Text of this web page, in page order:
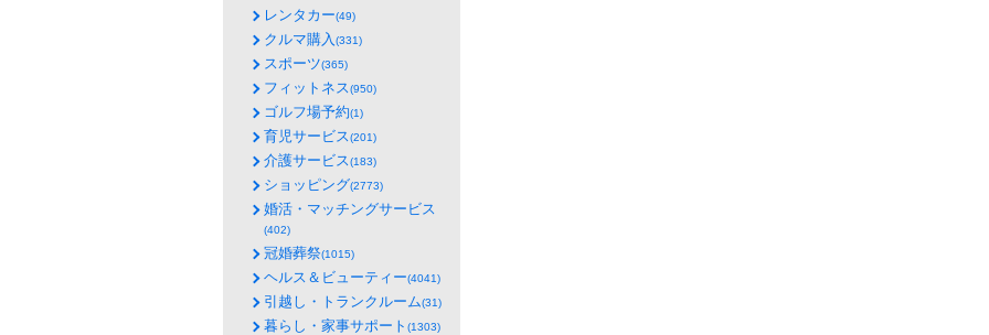
レンタカー(49)
クルマ購入(331)
スポーツ(365)
フィットネス(950)
ゴルフ場予約(1)
育児サービス(201)
介護サービス(183)
ショッピング(2773)
婚活・マッチングサービス
(402)
冠婚葬祭(1015)
ヘルス＆ビューティー(4041)
引越し・トランクルーム(31)
暮らし・家事サポート (1303)